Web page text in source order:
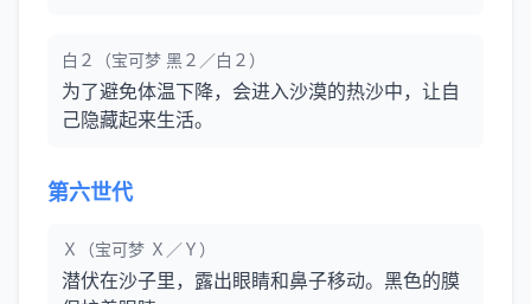
白２（宝可梦 黑２／白２）
为了避免体温下降，会进入沙漠的热沙中，让自
己隐藏起来生活。
第六世代
Ｘ（宝可梦 Ｘ／Ｙ）
潜伏在沙子里，露出眼睛和鼻子移动。黑色的膜